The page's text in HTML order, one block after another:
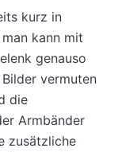
kurz in
kann mit
genauso
vermuten
die
Armbänder
zusätzliche